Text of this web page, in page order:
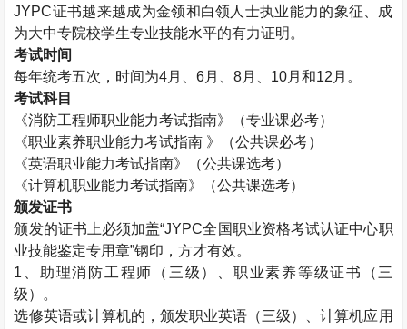
JYPC证书越来越成为金领和白领人士执业能力的象征、成
为大中专院校学生专业技能水平的有力证明。
考试时间
每年统考五次，时间为4月、6月、8月、 10月和12 月。
考试科目
《消防工程师职业能力考试指南》（专业课必考）
《职业素养职业能力考试指南 》（公共课必考）
《英语职业能力考试指南》（公共课选考）
《计算机职业能力考试指南》（公共课选考）
颁发证书
颁发的证书上必须加盖“JYPC全国职业资格考试认证中心职
业技能鉴定专用章”钢印，方才有效。
1 、助理消防工程师（三级）、职业素养等级证书（三
级）。
选修英语或计算机的，颁发职业英语（三级）、计算机应用